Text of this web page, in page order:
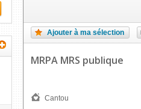
Ajouter à ma sélection
MRPA MRS publique
Cantou